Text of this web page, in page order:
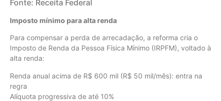
Fonte: Receita Federal
Imposto mínimo para alta renda
Para compensar a perda de arrecadação, a reforma cria o
Imposto de Renda da Pessoa Física Mínimo (IRPFM), voltado à
alta renda:
Renda anual acima de R$ 600 mil (R$ 50 mil/mês): entra na
regra
Alíquota progressiva de até 10%